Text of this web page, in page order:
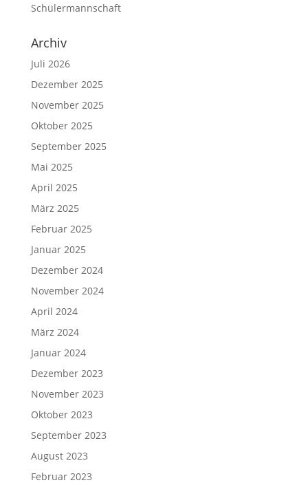
Schülermannschaft
Archiv
Juli 2026
Dezember 2025
November 2025
Oktober 2025
September 2025
Mai 2025
April 2025
März 2025
Februar 2025
Januar 2025
Dezember 2024
November 2024
April 2024
März 2024
Januar 2024
Dezember 2023
November 2023
Oktober 2023
September 2023
August 2023
Februar 2023